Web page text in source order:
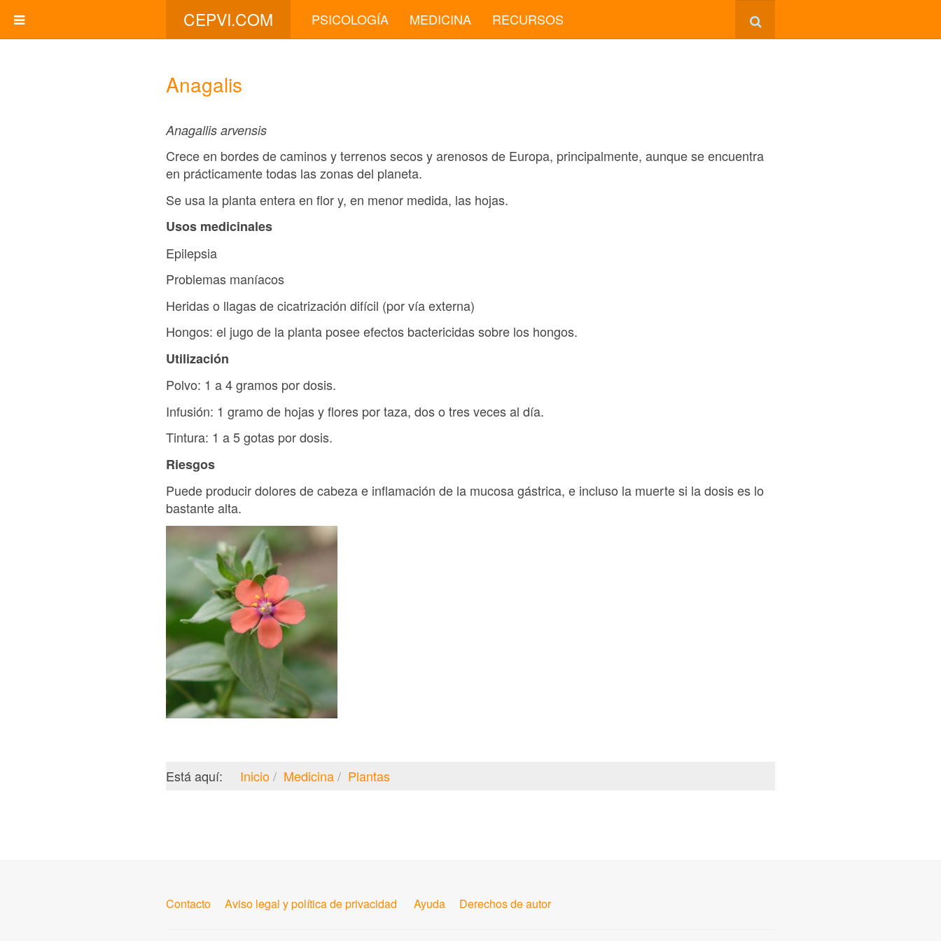
CEPVI.COM PSICOLOGÍA MEDICINA RECURSOS
Anagalis
Anagallis arvensis
Crece en bordes de caminos y terrenos secos y arenosos de Europa, principalmente, aunque se encuentra
en prácticamente todas las zonas del planeta.
Se usa la planta entera en flor y, en menor medida, las hojas.
Usos medicinales
Epilepsia
Problemas maníacos
Heridas o llagas de cicatrización difícil (por vía externa)
Hongos: el jugo de la planta posee efectos bactericidas sobre los hongos.
Utilización
Polvo: 1 a 4 gramos por dosis.
Infusión: 1 gramo de hojas y flores por taza, dos o tres veces al día.
Tintura: 1 a 5 gotas por dosis.
Riesgos
Puede producir dolores de cabeza e inflamación de la mucosa gástrica, e incluso la muerte si la dosis es lo
bastante alta.
Está aquí: Inicio Medicina Plantas
Contacto Aviso legal y política de privacidad Ayuda Derechos de autor